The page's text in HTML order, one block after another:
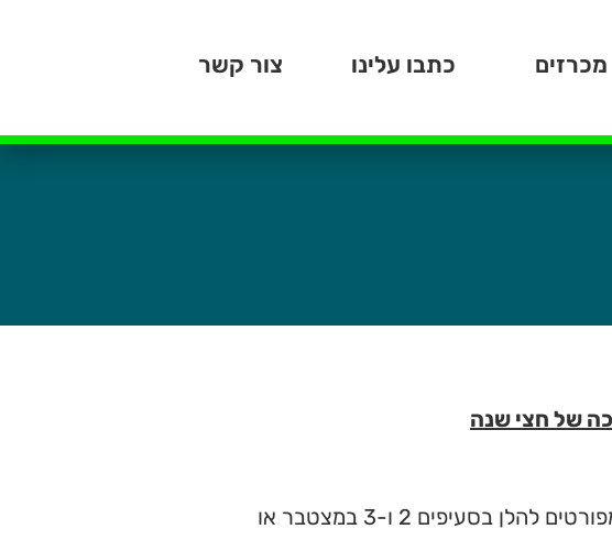
מכרזים כתבו עלינו צור קשר
של חצי שנה
אזרח ישראל, שהוא תושב ישראל ושמלאו לו 25 שנה לפחות, ושנתקיימו בו התנאים המפורטים להלן בסעיפים 2 ו-3 במצטבר או